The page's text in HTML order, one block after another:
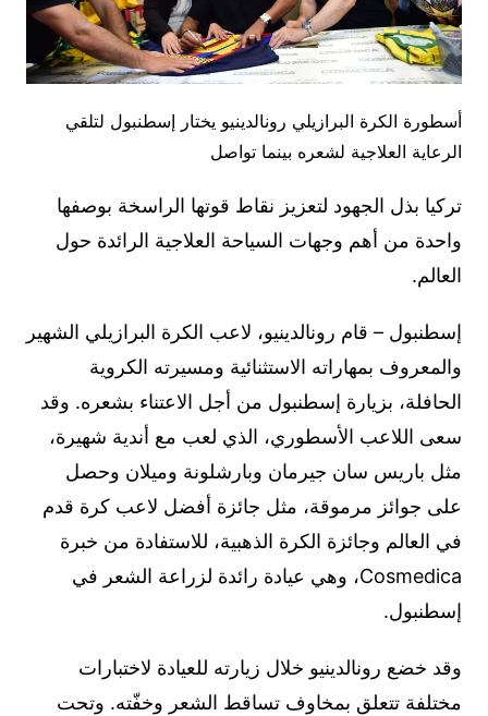
أسطورة الكرة البرازيلي رونالدينيو يختار إسطنبول لتلقي
الرعاية العلاجية لشعره بينما تواصل
تركيا بذل الجهود لتعزيز نقاط قوتها الراسخة بوصفها
واحدة من أهم وجهات السياحة العلاجية الرائدة حول
العالم.
إسطنبول – قام رونالدينيو، لاعب الكرة البرازيلي الشهير
والمعروف بمهاراته الاستثنائية ومسيرته الكروية
الحافلة، بزيارة إسطنبول من أجل الاعتناء بشعره. وقد
سعى اللاعب الأسطوري، الذي لعب مع أندية شهيرة،
مثل باريس سان جيرمان وبارشلونة وميلان وحصل
على جوائز مرموقة، مثل جائزة أفضل لاعب كرة قدم
في العالم وجائزة الكرة الذهبية، للاستفادة من خبرة
Cosmedica، وهي عيادة رائدة لزراعة الشعر في
إسطنبول.
وقد خضع رونالدينيو خلال زيارته للعيادة لاختبارات
مختلفة تتعلق بمخاوف تساقط الشعر وخفّته. وتحت